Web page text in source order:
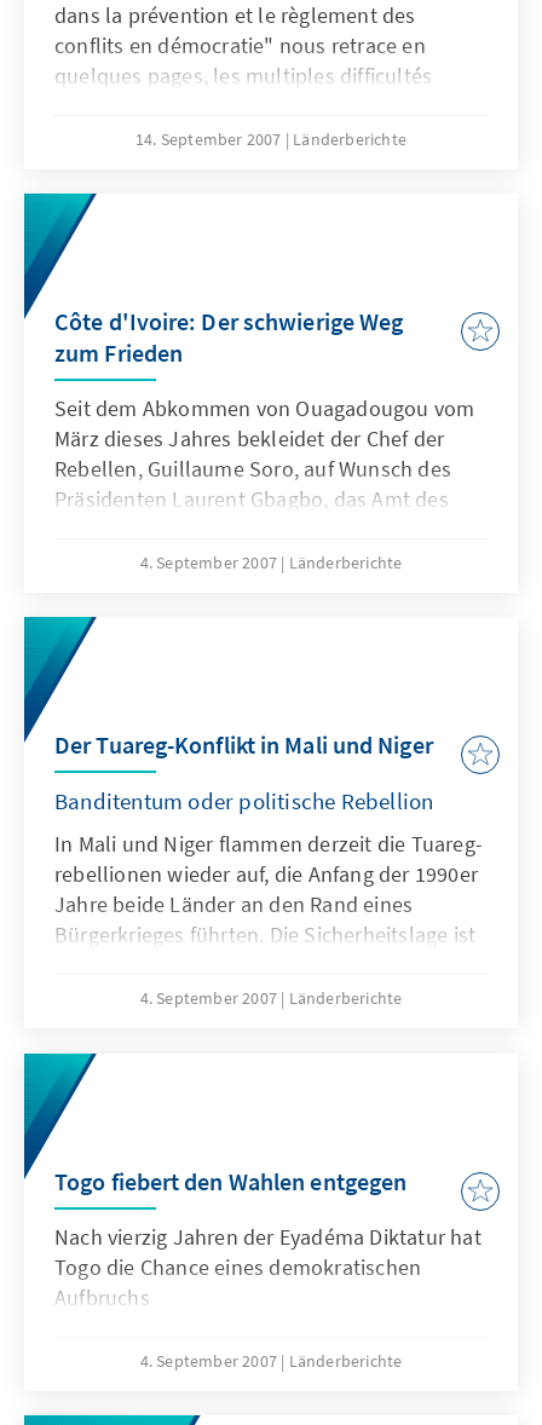
dans la prévention et le règlement des
conflits en démocratie" nous retrace en
quelques pages, les multiples difficultés
Armées dans ce processus. Il constitue aussi
animé un séminaire sous régional sur la
question à Ouaga (Burkina Faso), du 27 au 29
juillet 2006.
14. September 2007 Länderberichte
Côte d'Ivoire: Der schwierige Weg
zum Frieden
Seit dem Abkommen von Ouagadougou vom
März dieses Jahres bekleidet der Chef der
Rebellen, Guillaume Soro, auf Wunsch des
Präsidenten Laurent Gbagbo, das Amt des
Abkommen von Ouagadougou skizzierten
4. September 2007 Länderberichte
Der Tuareg-Konflikt in Mali und Niger
Banditentum oder politische Rebellion
In Mali und Niger flammen derzeit die Tuareg-
rebellionen wieder auf, die Anfang der 1990er
Jahre beide Länder an den Rand eines
Bürgerkrieges führten. Die Sicherheitslage ist
4. September 2007 Länderberichte
Togo fiebert den Wahlen entgegen
Nach vierzig Jahren der Eyadéma Diktatur hat
Togo die Chance eines demokratischen
Aufbruchs
4. September 2007 Länderberichte